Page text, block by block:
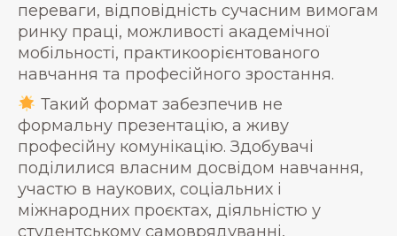
переваги, відповідність сучасним вимогам
ринку праці, можливості академічної
мобільності, практикоорієнтованого
навчання та професійного зростання.
Такий формат забезпечив не
формальну презентацію, а живу
професійну комунікацію. Здобувачі
поділилися власним досвідом навчання,
участю в наукових, соціальних і
міжнародних проєктах, діяльністю у
студентському самоврядуванні,